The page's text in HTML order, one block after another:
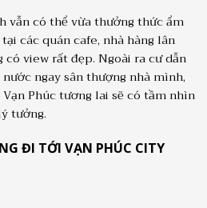
vẫn có thể vừa thưởng thức ẩm
các quán cafe, nhà hàng lân
có view rất đẹp. Ngoài ra cư dẫn
ngay sân thượng nhà mình,
Phúc tương lai sẽ có tầm nhìn
tưởng.
ĐI TỚI VẠN PHÚC CITY